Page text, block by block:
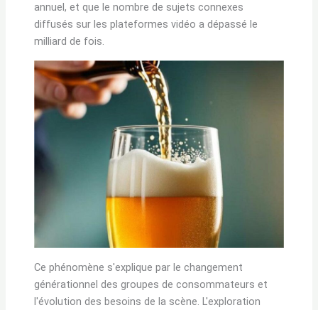
annuel, et que le nombre de sujets connexes
diffusés sur les plateformes vidéo a dépassé le
milliard de fois.
Ce phénomène s'explique par le changement
générationnel des groupes de consommateurs et
l'évolution des besoins de la scène. L'exploration